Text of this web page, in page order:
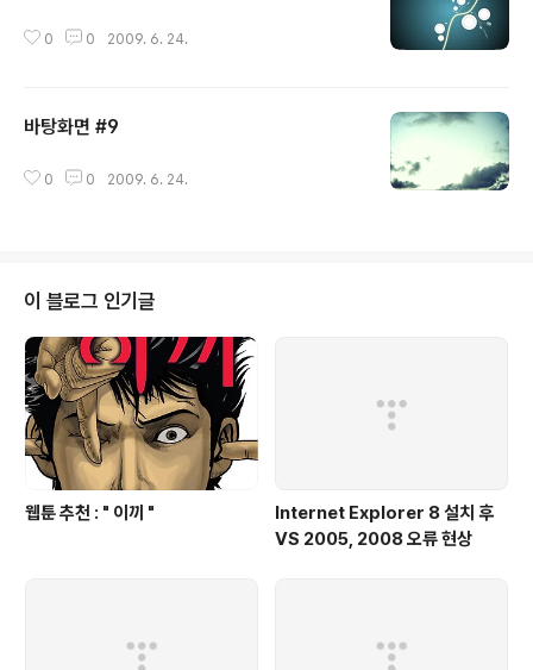
0 0 2009. 6. 24.
바탕화면 #9
0 0 2009. 6. 24.
이 블로그 인기글
웹툰 추천 : " 이끼 "
Internet Explorer 8 설치 후
VS 2005, 2008 오류 현상